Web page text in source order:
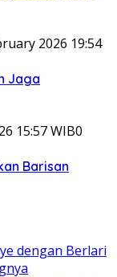
2026 19:54
Jaga
15:57 WIB0
Barisan